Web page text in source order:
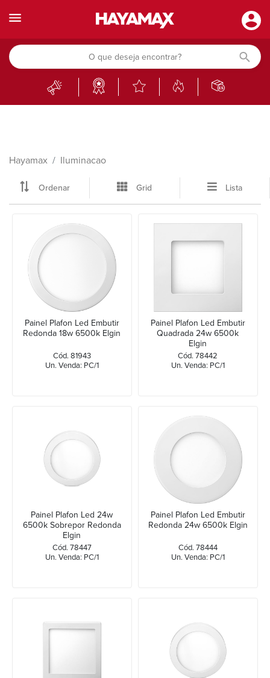
Hayamax Iluminacao
Ordenar Grid Lista
Painel Plafon Led Embutir
Redonda 18w 6500k Elgin
Cód. 81943
Un. Venda: PC/1
Painel Plafon Led Embutir
Quadrada 24w 6500k
Elgin
Cód. 78442
Un. Venda: PC/1
Painel Plafon Led 24w
6500k Sobrepor Redonda
Elgin
Cód. 78447
Un. Venda: PC/1
Painel Plafon Led Embutir
Redonda 24w 6500k Elgin
Cód. 78444
Un. Venda: PC/1